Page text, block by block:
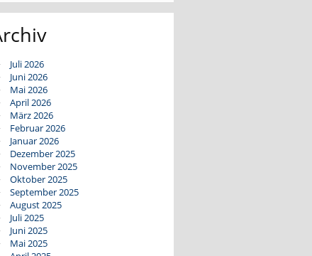
Juli 2026
Juni 2026
Mai 2026
April 2026
März 2026
Februar 2026
Januar 2026
Dezember 2025
November 2025
Oktober 2025
September 2025
August 2025
Juli 2025
Juni 2025
Mai 2025